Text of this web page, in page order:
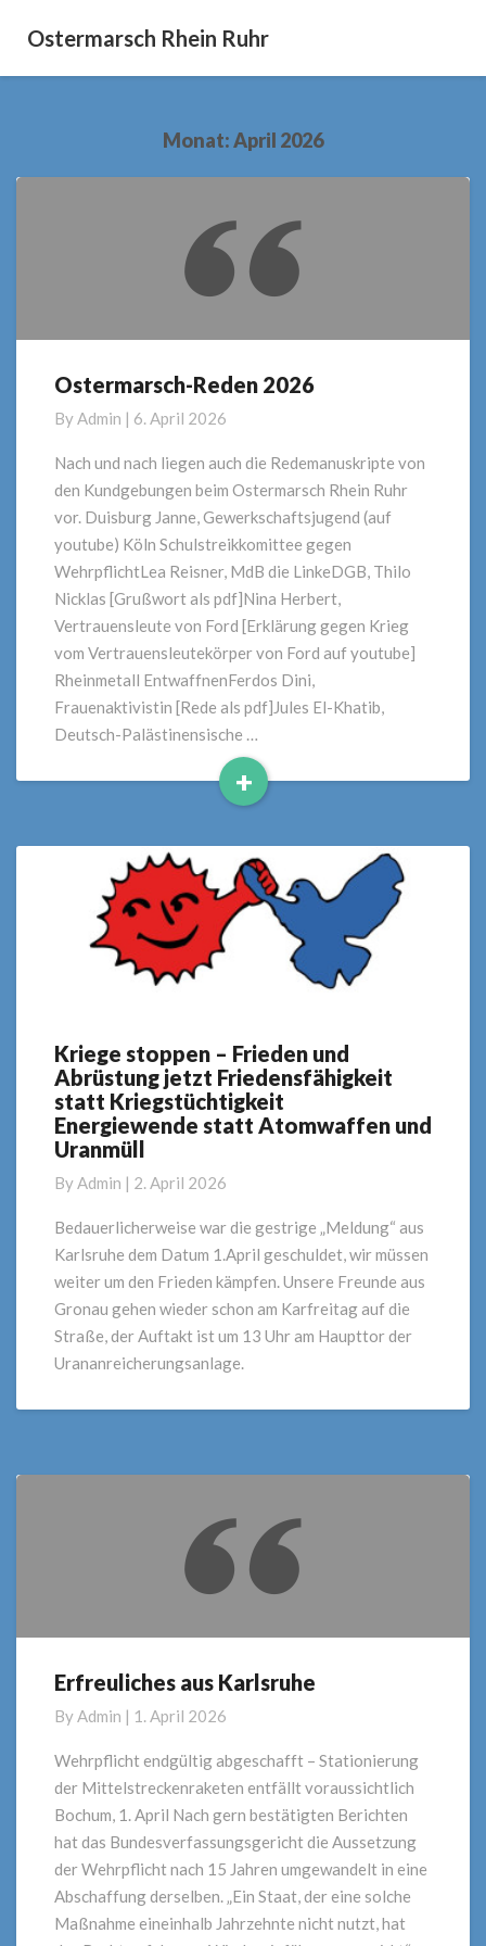
Ostermarsch Rhein Ruhr
Monat:April 2026
Ostermarsch-
2026
Ostermarsch-Reden 2026
ByAdmin | 6. April 2026
Nach und nach liegen auch die Redemanuskripte von
den Kundgebungen beim Ostermarsch Rhein Ruhr
vor. Duisburg Janne, Gewerkschaftsjugend (auf
youtube) Köln Schulstreikkomittee gegen
WehrpflichtLea Reisner, MdB die LinkeDGB, Thilo
Nicklas [Grußwort als pdf]Nina Herbert,
Vertrauensleute von Ford [Erklärung gegen Krieg
vom Vertrauensleutekörper von Ford auf youtube]
Rheinmetall EntwaffnenFerdos Dini,
Frauenaktivistin [Rede als pdf]Jules El-Khatib,
Deutsch-Palästinensische …
+
Read
Kriege
stoppen
–
Frieden
und
Abrüstung
jetzt
Friedensfähigkeit
Kriegstüchtigkeit
Energiewende
statt
Atomwaffen
und
Kriege stoppen – Frieden und
Abrüstung jetzt Friedensfähigkeit
statt Kriegstüchtigkeit
Energiewende statt Atomwaffen und
Uranmüll
ByAdmin | 2. April 2026
Bedauerlicherweise war die gestrige „Meldung“ aus
Karlsruhe dem Datum 1.April geschuldet, wir müssen
weiter um den Frieden kämpfen. Unsere Freunde aus
Gronau gehen wieder schon am Karfreitag auf die
Straße, der Auftakt ist um 13 Uhr am Haupttor der
Urananreicherungsanlage.
Erfreuliches
Karlsruhe
Erfreuliches aus Karlsruhe
ByAdmin | 1. April 2026
Wehrpflicht endgültig abgeschafft – Stationierung
der Mittelstreckenraketen entfällt voraussichtlich
Bochum, 1. April Nach gern bestätigten Berichten
hat das Bundesverfassungsgericht die Aussetzung
der Wehrpflicht nach 15 Jahren umgewandelt in eine
Abschaffung derselben. „Ein Staat, der eine solche
Maßnahme eineinhalb Jahrzehnte nicht nutzt, hat